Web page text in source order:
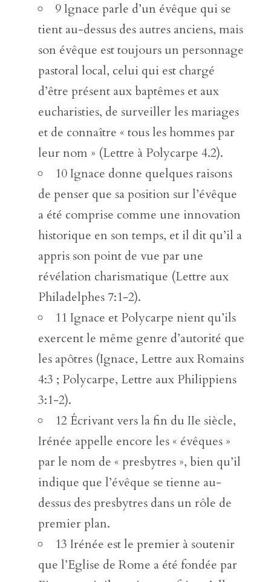
9 Ignace parle d’un évêque qui se
tient au-dessus des autres anciens, mais
son évêque est toujours un personnage
pastoral local, celui qui est chargé
d’être présent aux baptêmes et aux
eucharisties, de surveiller les mariages
et de connaître « tous les hommes par
leur nom » (Lettre à Polycarpe 4.2).
10 Ignace donne quelques raisons
de penser que sa position sur l’évêque
a été comprise comme une innovation
historique en son temps, et il dit qu’il a
appris son point de vue par une
révélation charismatique (Lettre aux
Philadelphes 7:1-2).
11 Ignace et Polycarpe nient qu’ils
exercent le même genre d’autorité que
les apôtres (Ignace, Lettre aux Romains
4:3 ; Polycarpe, Lettre aux Philippiens
3:1-2).
12 Écrivant vers la fin du IIe siècle,
Irénée appelle encore les « évêques »
par le nom de « presbytres », bien qu’il
indique que l’évêque se tienne au-
dessus des presbytres dans un rôle de
premier plan.
13 Irénée est le premier à soutenir
que l’Eglise de Rome a été fondée par